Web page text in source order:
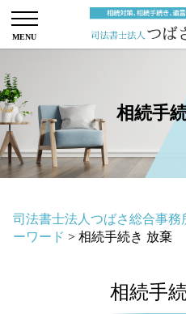
相続手
司法書士法人つばさ総合事務
ーワード > 相続手続き 放棄
相続手